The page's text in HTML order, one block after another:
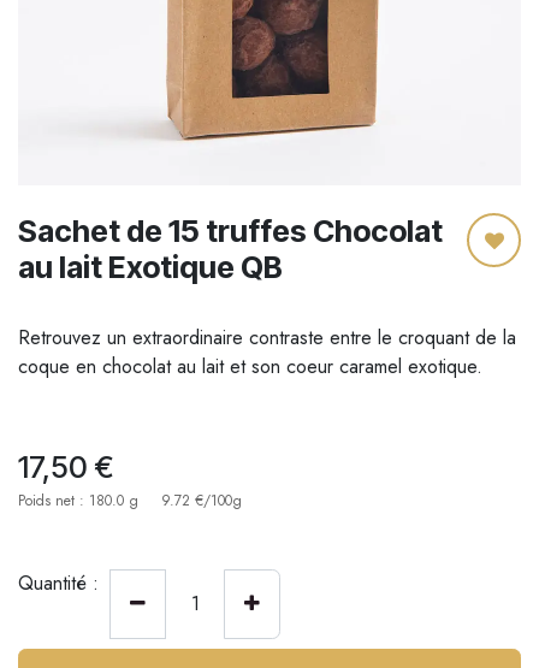
Sachet de 15 truffes Chocolat
au lait Exotique QB
Retrouvez un extraordinaire contraste entre le croquant de la
coque en chocolat au lait et son coeur caramel exotique.
17,50 €
Poids net : 180.0 g 9.72 €/100g
Quantité :